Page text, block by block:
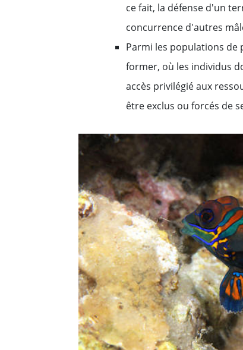
ce fait, la défense d'un
concurrence d'autres
Parmi les populations de
former, où les individus
accès privilégié aux
être exclus ou forcés de